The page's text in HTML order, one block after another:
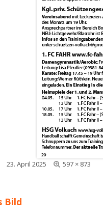
23. April 2025
Volle
597 × 873
Bild